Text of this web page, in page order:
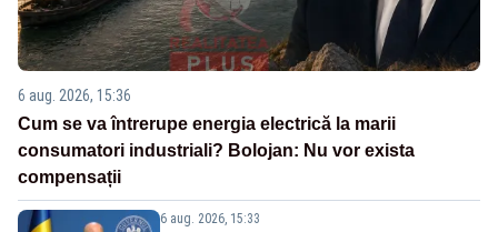
6 aug. 2026, 15:36
Cum se va întrerupe energia electrică la marii
consumatori industriali? Bolojan: Nu vor exista
compensații
6 aug. 2026, 15:33